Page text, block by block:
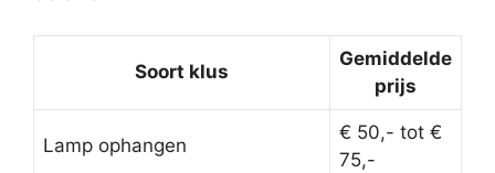
Soort klus
Gemiddelde
prijs
Lamp ophangen
€ 50,- tot €
75,-